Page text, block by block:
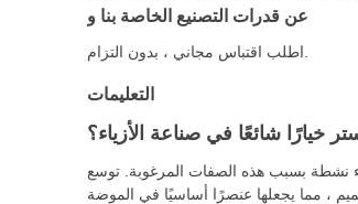
عن قدرات التصنيع الخاصة بنا و
التعليمات
خيارًا شائعًا في صناعة الأزياء؟
نشطة بسبب هذه الصفات المرغوبة. توسع